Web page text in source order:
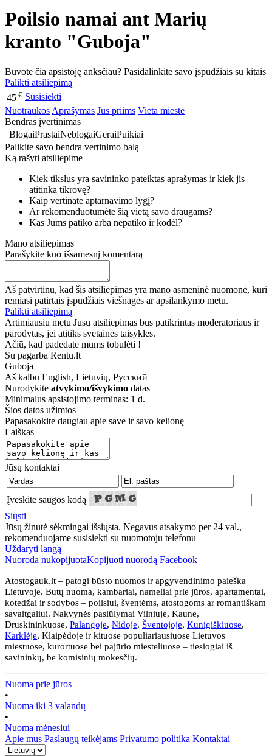
Poilsio namai ant Marių
kranto "Guboja"
Buvote čia apsistoję anksčiau? Pasidalinkite savo įspūdžiais su kitais
Palikti atsiliepimą
45 € Susisiekti
Nuotraukos Aprašymas Jus priims Vieta mieste
Bendras įvertinimas
BlogaiPrastaiNeblogaiGeraiPuikiai
Palikite savo bendra vertinimo balą
Ką rašyti atsiliepime
Kiek tikslus yra savininko pateiktas aprašymas ir kiek jis
atitinka tikrovę?
Kaip vertinate aptarnavimo lygį?
Ar rekomenduotumėte šią vietą savo draugams?
Kas Jums patiko arba nepatiko ir kodėl?
Mano atsiliepimas
Parašykite kuo išsamesnį komentarą
Aš patvirtinu, kad šis atsiliepimas yra mano asmeninė nuomonė, kuri
remiasi patirtais įspūdžiais viešnagės ar apsilankymo metu.
Palikti atsiliepimą
Artimiausiu metu Jūsų atsiliepimas bus patikrintas moderatoriaus ir
parodytas, jei atitiks svetainės taisykles.
Ačiū, kad padedate mums tobulėti !
Su pagarba Rentu.lt
Guboja
Aš kalbu English, Lietuvių, Русский
Nurodykite atvykimo/išvykimo datas
Minimalus apsistojimo terminas: 1 d.
Šios datos užimtos
Papasakokite daugiau apie save ir savo kelionę
Laiškas
Jūsų kontaktai
Įveskite saugos kodą
Siųsti
Jūsų žinutė sėkmingai išsiųsta. Negavus atsakymo per 24 val.,
rekomenduojame susisiekti su nuomotoju telefonu
Uždaryti langą
Nuoroda nukopijuotaKopijuoti nuorodą Facebook
Atostogauk.lt – patogi būsto nuomos ir apgyvendinimo paieška
Lietuvoje. Butų nuoma, kambariai, nameliai prie jūros, apartamentai,
kotedžai ir sodybos – poilsiui, šventėms, atostogoms ar romantiškam
savaitgaliui. Nakvynės pasiūlymai Vilniuje, Kaune,
Druskininkuose, Palangoje, Nidoje, Šventojoje, Kunigiškiuose,
Karklėje, Klaipėdoje ir kituose populiariausiuose Lietuvos
miestuose, kurortuose bei pajūrio miesteliuose – tiesiogiai iš
savininkų, be komisinių mokesčių.
Nuoma prie jūros
•
Nuoma iki 3 valandų
•
Nuoma mėnesiui
Apie mus Paslaugų teikėjams Privatumo politika Kontaktai